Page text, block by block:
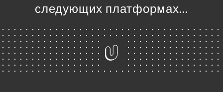
следующих платформах…